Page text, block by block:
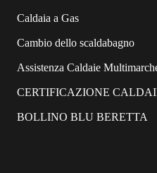
Caldaia a Gas
Cambio dello scaldabagno
Assistenza Caldaie
CERTIFICAZIONE
BOLLINO BLU BERETTA